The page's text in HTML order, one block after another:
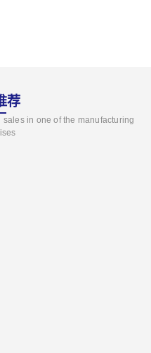
荐
in one of the manufacturing